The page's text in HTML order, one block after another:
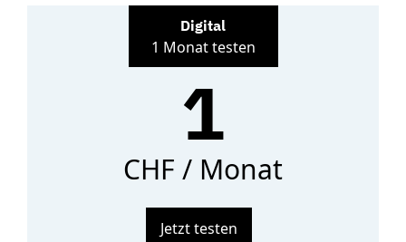
Digital
1 Monat testen
1
CHF / Monat
Jetzt testen